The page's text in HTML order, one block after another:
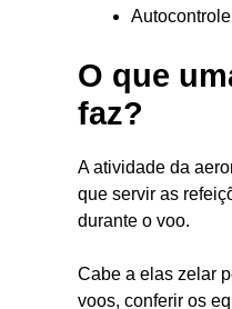
O que
faz?
A atividade da
que servir as
durante o voo.
Cabe a elas zelar
voos, conferir os